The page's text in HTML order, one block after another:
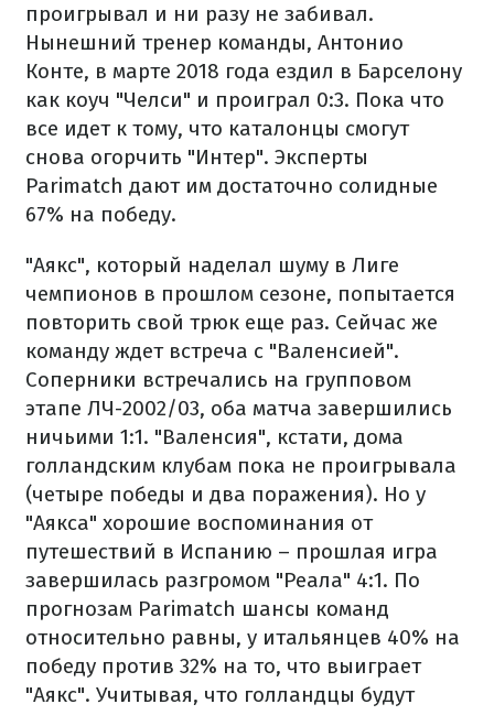
проигрывал и ни разу не забивал.
Нынешний тренер команды, Антонио
Конте, в марте 2018 года ездил в Барселону
как коуч "Челси" и проиграл 0:3. Пока что
все идет к тому, что каталонцы смогут
снова огорчить "Интер". Эксперты
Parimatch дают им достаточно солидные
67% на победу.
"Аякс", который наделал шуму в Лиге
чемпионов в прошлом сезоне, попытается
повторить свой трюк еще раз. Сейчас же
команду ждет встреча с "Валенсией".
Соперники встречались на групповом
этапе ЛЧ-2002/03, оба матча завершились
ничьими 1:1. "Валенсия", кстати, дома
голландским клубам пока не проигрывала
(четыре победы и два поражения). Но у
"Аякса" хорошие воспоминания от
путешествий в Испанию – прошлая игра
завершилась разгромом "Реала" 4:1. По
прогнозам Parimatch шансы команд
относительно равны, у итальянцев 40% на
победу против 32% на то, что выиграет
"Аякс". Учитывая, что голландцы будут